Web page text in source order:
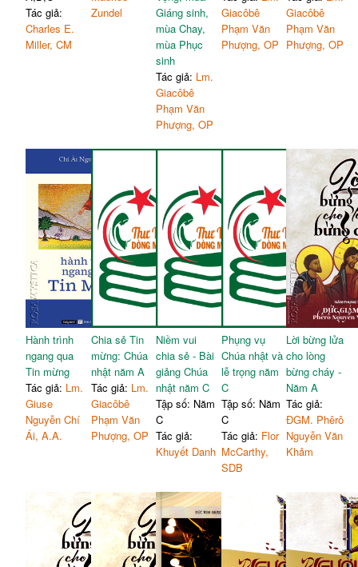
Tác giả:
Charles E.
Miller, CM
Zundel
Giáng sinh,
mùa Chay,
mùa Phục
sinh
Tác giả: Lm.
Giacôbê
Phạm Văn
Phượng, OP
Giacôbê
Phạm Văn
Phượng, OP
Giacôbê
Phạm Văn
Phượng, OP
Hành trình
ngang qua
Tin mừng
Tác giả: Lm.
Giuse
Nguyễn Chí
Ái, A.A.
Chia sẻ Tin
mừng: Chúa
nhật năm A
Tác giả: Lm.
Giacôbê
Phạm Văn
Phượng, OP
Niềm vui
chia sẻ - Bài
giảng Chúa
nhật năm C
Tập số: Năm
C
Tác giả:
Khuyết Danh
Phụng vụ
Chúa nhật và
lễ trọng năm
C
Tập số: Năm
C
Tác giả: Flor
McCarthy,
SDB
Lời bừng lửa
cho lòng
bừng cháy -
Năm A
Tác giả:
ĐGM. Phêrô
Nguyễn Văn
Khảm